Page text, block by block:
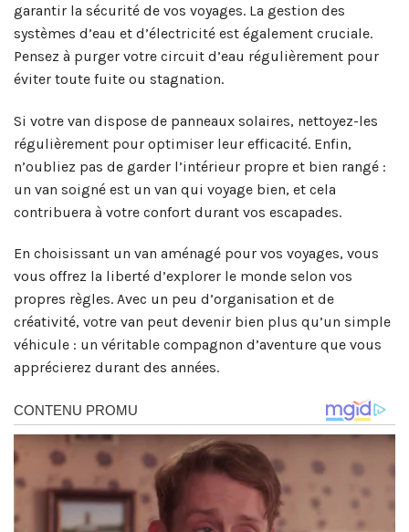
garantir la sécurité de vos voyages. La gestion des
systèmes d’eau et d’électricité est également cruciale.
Pensez à purger votre circuit d’eau régulièrement pour
éviter toute fuite ou stagnation.
Si votre van dispose de panneaux solaires, nettoyez-les
régulièrement pour optimiser leur efficacité. Enfin,
n’oubliez pas de garder l’intérieur propre et bien rangé :
un van soigné est un van qui voyage bien, et cela
contribuera à votre confort durant vos escapades.
En choisissant un van aménagé pour vos voyages, vous
vous offrez la liberté d’explorer le monde selon vos
propres règles. Avec un peu d’organisation et de
créativité, votre van peut devenir bien plus qu’un simple
véhicule : un véritable compagnon d’aventure que vous
apprécierez durant des années.